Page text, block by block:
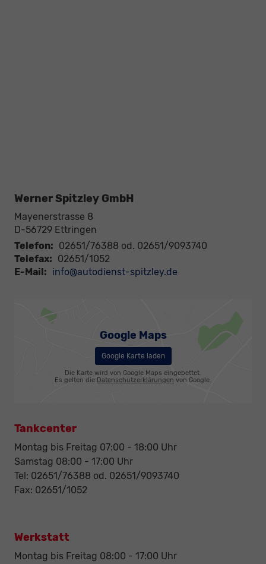
Werner Spitzley GmbH
Mayenerstrasse 8
D-56729 Ettringen
Telefon: 02651/76388 od. 02651/9093740
Telefax: 02651/1052
E-Mail: info@autodienst-spitzley.de
Google Maps
Google Karte laden
Die Karte wird von Google Maps eingebettet.
Es gelten die Datenschutzerklärungen von Google.
Tankcenter
Montag bis Freitag 07:00 - 18:00 Uhr
Samstag 08:00 - 17:00 Uhr
Tel: 02651/76388 od. 02651/9093740
Fax: 02651/1052
Werkstatt
Montag bis Freitag 08:00 - 17:00 Uhr